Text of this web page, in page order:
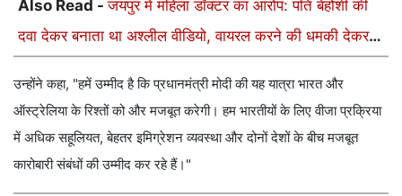
Also Read -जयपुर में महिला डॉक्टर का आरोप: पति बेहोशी की
दवा देकर बनाता था अश्लील वीडियो, वायरल करने की धमकी देकर
उन्होंने कहा, "हमें उम्मीद है कि प्रधानमंत्री मोदी की यह यात्रा भारत और
ऑस्ट्रेलिया के रिश्तों को और मजबूत करेगी। हम भारतीयों के लिए वीजा प्रक्रिया
में अधिक सहूलियत, बेहतर इमिग्रेशन व्यवस्था और दोनों देशों के बीच मजबूत
कारोबारी संबंधों की उम्मीद कर रहे हैं।"